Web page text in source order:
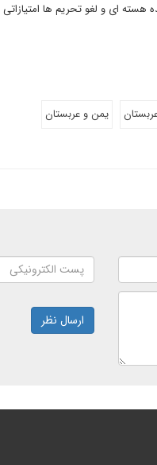
هسته ای و لغو تحریم ها امتیازاتی
یمن و عربستان
ارسال نظر